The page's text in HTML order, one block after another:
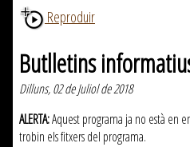
Reproduir
Butlletins
Dilluns, 02 de Juliol de 2018
ALERTA:Aquest programa ja no està en
trobin els fitxers del programa.